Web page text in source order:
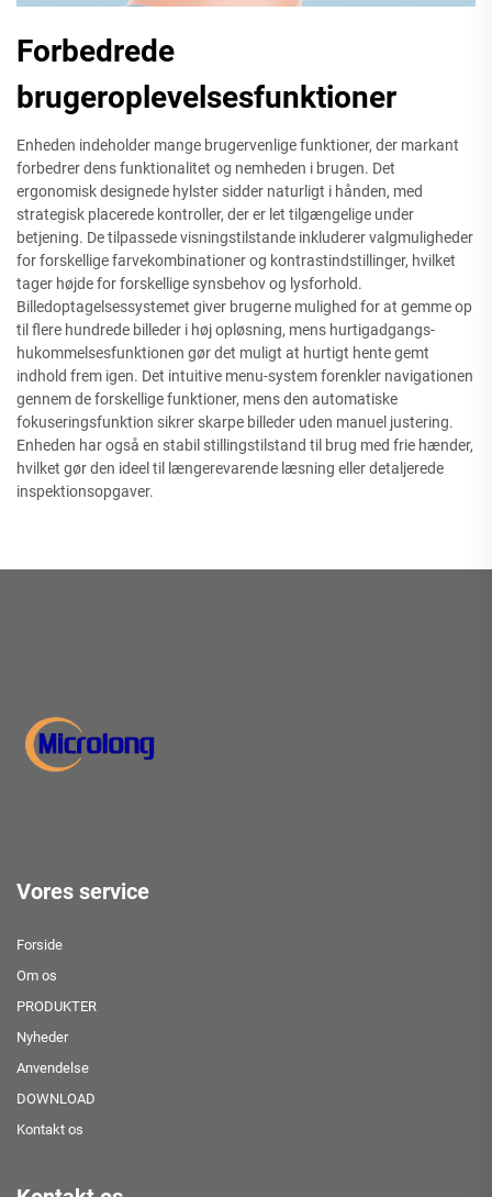
Forbedrede
brugeroplevelsesfunktioner
Enheden indeholder mange brugervenlige funktioner, der markant
forbedrer dens funktionalitet og nemheden i brugen. Det
ergonomisk designede hylster sidder naturligt i hånden, med
strategisk placerede kontroller, der er let tilgængelige under
betjening. De tilpassede visningstilstande inkluderer valgmuligheder
for forskellige farvekombinationer og kontrastindstillinger, hvilket
tager højde for forskellige synsbehov og lysforhold.
Billedoptagelsessystemet giver brugerne mulighed for at gemme op
til flere hundrede billeder i høj opløsning, mens hurtigadgangs-
hukommelsesfunktionen gør det muligt at hurtigt hente gemt
indhold frem igen. Det intuitive menu-system forenkler navigationen
gennem de forskellige funktioner, mens den automatiske
fokuseringsfunktion sikrer skarpe billeder uden manuel justering.
Enheden har også en stabil stillingstilstand til brug med frie hænder,
hvilket gør den ideel til længerevarende læsning eller detaljerede
inspektionsopgaver.
Vores service
Forside
Om os
PRODUKTER
Nyheder
Anvendelse
DOWNLOAD
Kontakt os